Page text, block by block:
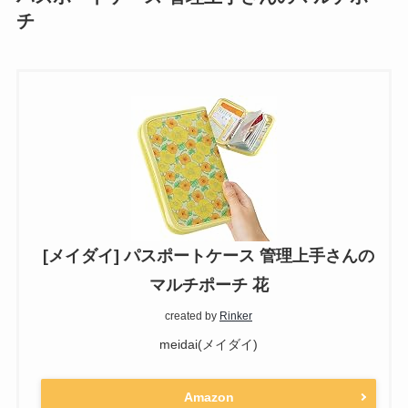
チ
[メイダイ] パスポートケース 管理上手さんの
マルチポーチ 花
created by Rinker
meidai(メイダイ)
Amazon